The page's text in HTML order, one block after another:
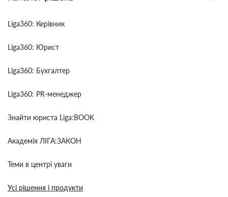
Liga360: Керівник
Liga360: Юрист
Liga360: Бухгалтер
Liga360: PR-менеджер
Знайти юриста Liga:BOOK
Академія ЛІГА:ЗАКОН
Теми в центрі уваги
Усі рішення і продукти